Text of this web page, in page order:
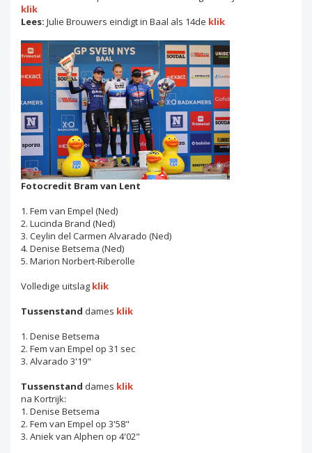
klik
Lees: Julie Brouwers eindigt in Baal als 14de klik
Fotocredit Bram van Lent
1. Fem van Empel (Ned)
2. Lucinda Brand (Ned)
3. Ceylin del Carmen Alvarado (Ned)
4. Denise Betsema (Ned)
5. Marion Norbert-Riberolle
Volledige uitslag klik
Tussenstand dames klik
1. Denise Betsema
2. Fem van Empel op 31 sec
3. Alvarado 3'19"
Tussenstand dames klik
na Kortrijk:
1. Denise Betsema
2. Fem van Empel op 3'58"
3. Aniek van Alphen op 4'02"